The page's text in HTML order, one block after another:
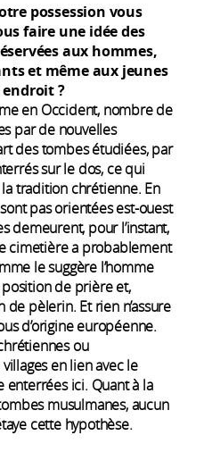
possession vous
faire une idée des
aux hommes,
et même aux jeunes
?
en Occident, nombre de
par de nouvelles
des tombes étudiées, par
sur le dos, ce qui
tradition chrétienne. En
pas orientées est-ouest
demeurent, pour l’instant,
cimetière a probablement
le suggère l’homme
de prière et,
pèlerin. Et rien n’assure
d’origine européenne.
ou
en lien avec le
enterrées ici. Quant à la
musulmanes, aucun
cette hypothèse.